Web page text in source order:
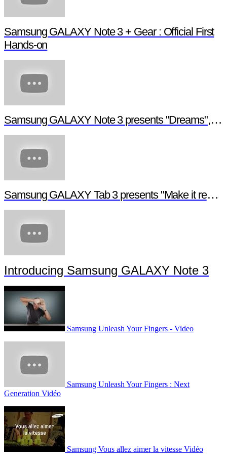
Samsung GALAXY Note 3 + Gear : Official First
Hands-on
Samsung GALAXY Note 3 presents "Dreams", a digital short film
Samsung GALAXY Tab 3 presents "Make it real", a digital short film
Introducing Samsung GALAXY Note 3
Samsung Unleash Your Fingers - Video
Samsung Unleash Your Fingers : Next
Generation Vidéo
Samsung Vous allez aimer la vitesse Vidéo